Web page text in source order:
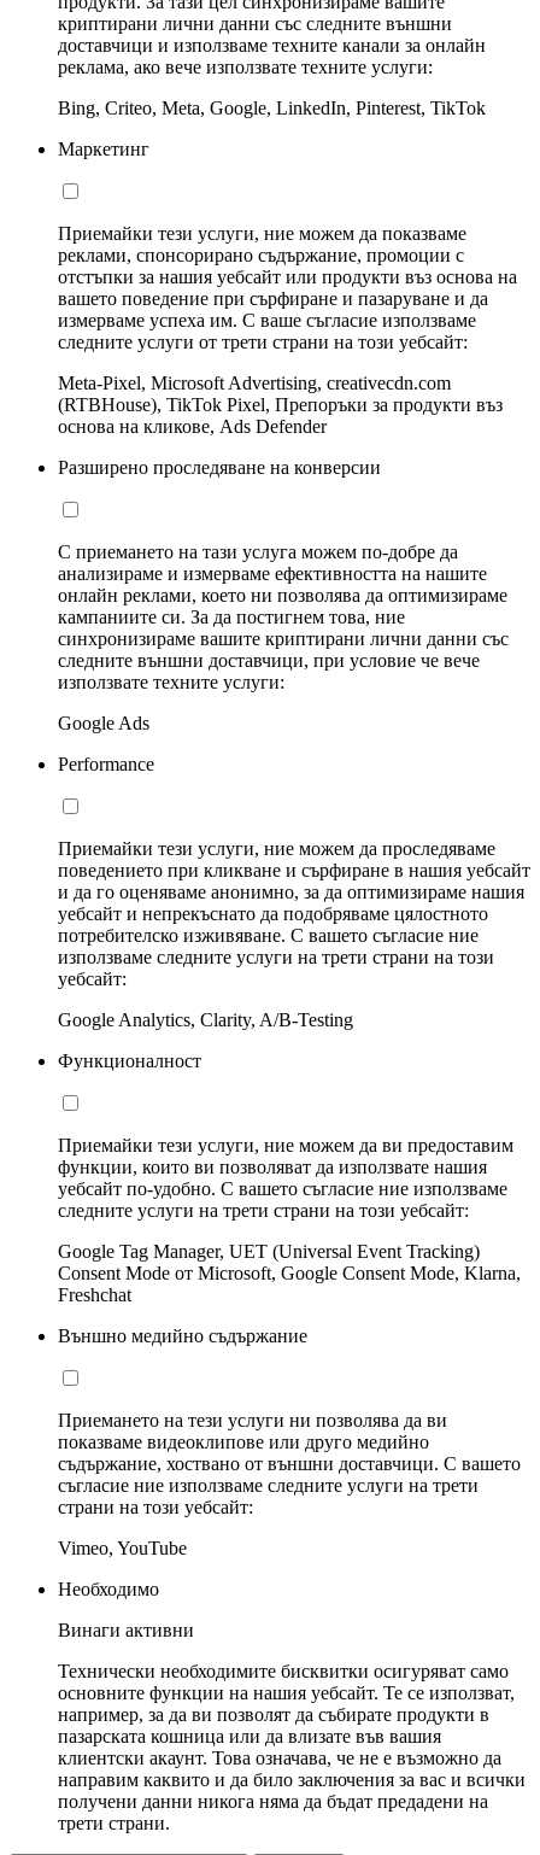
криптирани лични данни със следните външни
доставчици и използваме техните канали за онлайн
реклама, ако вече използвате техните услуги:
Bing, Criteo, Meta, Google, LinkedIn, Pinterest, TikTok
Маркетинг
Приемайки тези услуги, ние можем да показваме
реклами, спонсорирано съдържание, промоции с
отстъпки за нашия уебсайт или продукти въз основа на
вашето поведение при сърфиране и пазаруване и да
измерваме успеха им. С ваше съгласие използваме
следните услуги от трети страни на този уебсайт:
Meta-Pixel, Microsoft Advertising, creativecdn.com
(RTBHouse), TikTok Pixel, Препоръки за продукти въз
основа на кликове, Ads Defender
Разширено проследяване на конверсии
С приемането на тази услуга можем по-добре да
анализираме и измерваме ефективността на нашите
онлайн реклами, което ни позволява да оптимизираме
кампаниите си. За да постигнем това, ние
синхронизираме вашите криптирани лични данни със
следните външни доставчици, при условие че вече
използвате техните услуги:
Google Ads
Performance
Приемайки тези услуги, ние можем да проследяваме
поведението при кликване и сърфиране в нашия уебсайт
и да го оценяваме анонимно, за да оптимизираме нашия
уебсайт и непрекъснато да подобряваме цялостното
потребителско изживяване. С вашето съгласие ние
използваме следните услуги на трети страни на този
уебсайт:
Google Analytics, Clarity, A/B-Testing
Функционалност
Приемайки тези услуги, ние можем да ви предоставим
функции, които ви позволяват да използвате нашия
уебсайт по-удобно. С вашето съгласие ние използваме
следните услуги на трети страни на този уебсайт:
Google Tag Manager, UET (Universal Event Tracking)
Consent Mode от Microsoft, Google Consent Mode, Klarna,
Freshchat
Външно медийно съдържание
Приемането на тези услуги ни позволява да ви
показваме видеоклипове или друго медийно
съдържание, хоствано от външни доставчици. С вашето
съгласие ние използваме следните услуги на трети
страни на този уебсайт:
Vimeo, YouTube
Необходимо
Винаги активни
Технически необходимите бисквитки осигуряват само
основните функции на нашия уебсайт. Те се използват,
например, за да ви позволят да събирате продукти в
пазарската кошница или да влизате във вашия
клиентски акаунт. Това означава, че не е възможно да
направим каквито и да било заключения за вас и всички
получени данни никога няма да бъдат предадени на
трети страни.